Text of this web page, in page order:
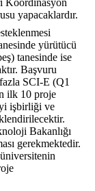
Koordinasyon
yapacaklardır.
yürütücü
tanesinde ise
Başvuru
SCI-E (Q1
ilk 10 proje
işbirliği ve
Bakanlığı
gerekmektedir.